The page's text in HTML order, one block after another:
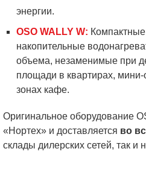
энергии.
OSO WALLY W:
накопительные
объема, незаменимые при
площади в квартирах, мини-
зонах кафе.
Оригинальное оборудование
«Нортех» и доставляется во
склады дилерских сетей, так и